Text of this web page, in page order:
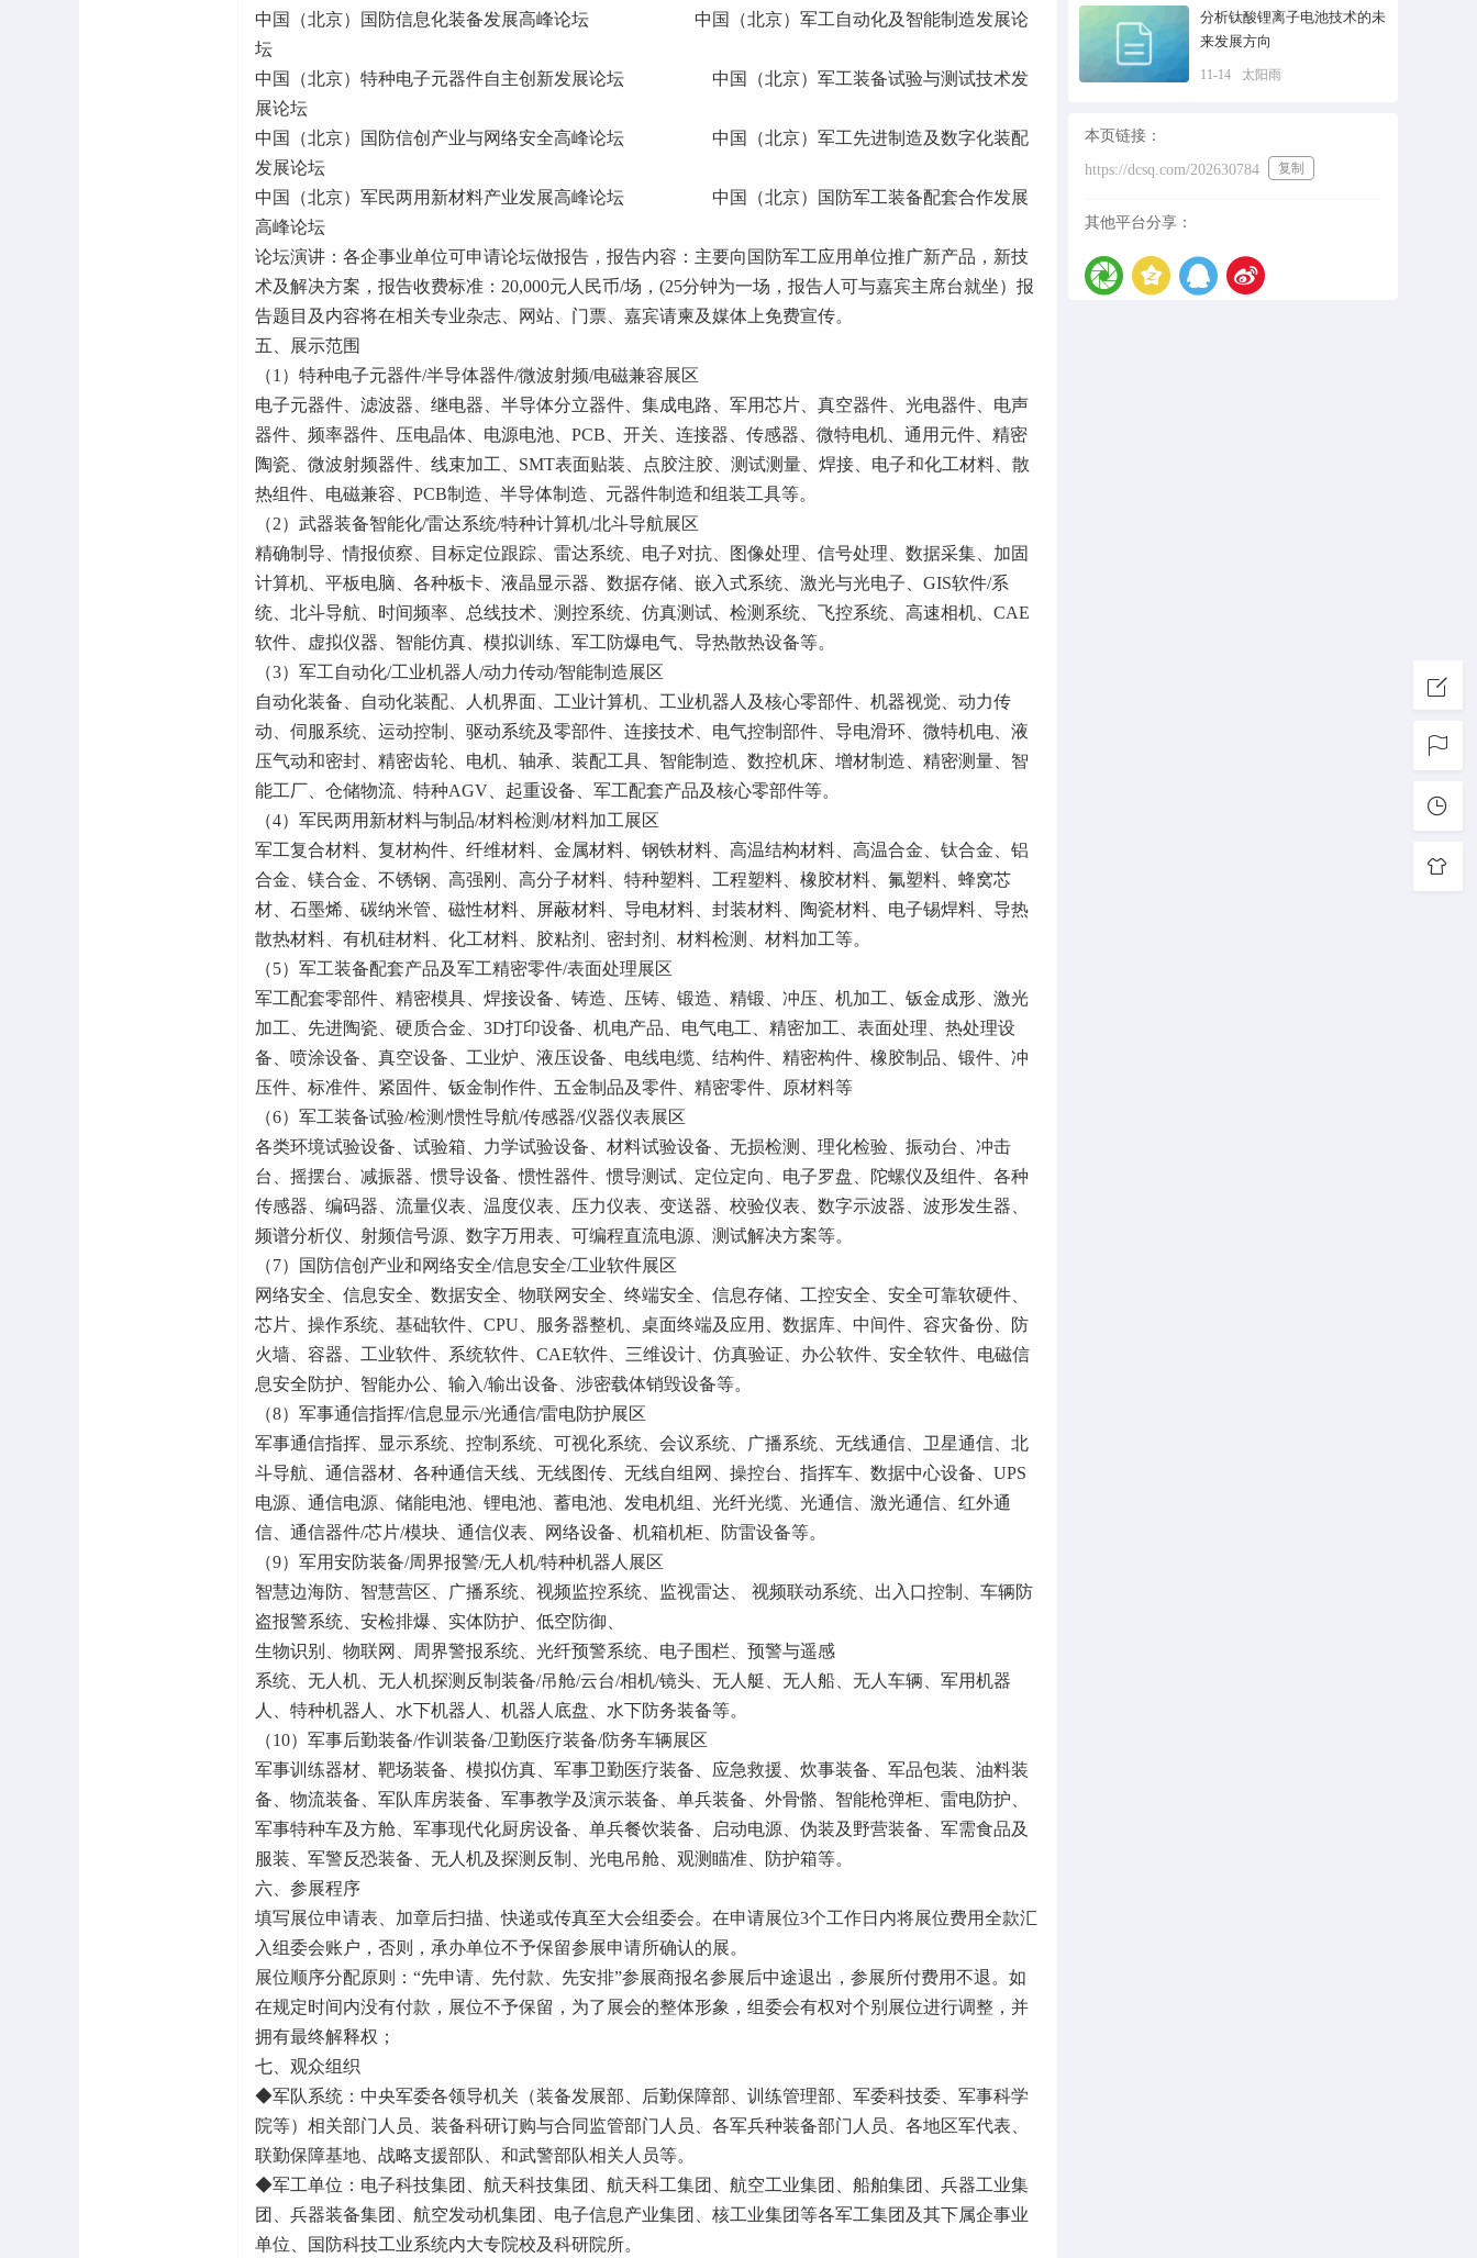
中国（北京）国防信息化装备发展高峰论坛 中国（北京）军工自动化及智能制造发展论
坛
中国（北京）特种电子元器件自主创新发展论坛 中国（北京）军工装备试验与测试技术发
展论坛
中国（北京）国防信创产业与网络安全高峰论坛 中国（北京）军工先进制造及数字化装配
发展论坛
中国（北京）军民两用新材料产业发展高峰论坛 中国（北京）国防军工装备配套合作发展
高峰论坛
论坛演讲：各企事业单位可申请论坛做报告，报告内容：主要向国防军工应用单位推广新产品，新技
术及解决方案，报告收费标准：20,000元人民币/场，(25分钟为一场，报告人可与嘉宾主席台就坐）报
告题目及内容将在相关专业杂志、网站、门票、嘉宾请柬及媒体上免费宣传。
五、展示范围
（1）特种电子元器件/半导体器件/微波射频/电磁兼容展区
电子元器件、滤波器、继电器、半导体分立器件、集成电路、军用芯片、真空器件、光电器件、电声
器件、频率器件、压电晶体、电源电池、PCB、开关、连接器、传感器、微特电机、通用元件、精密
陶瓷、微波射频器件、线束加工、SMT表面贴装、点胶注胶、测试测量、焊接、电子和化工材料、散
热组件、电磁兼容、PCB制造、半导体制造、元器件制造和组装工具等。
（2）武器装备智能化/雷达系统/特种计算机/北斗导航展区
精确制导、情报侦察、目标定位跟踪、雷达系统、电子对抗、图像处理、信号处理、数据采集、加固
计算机、平板电脑、各种板卡、液晶显示器、数据存储、嵌入式系统、激光与光电子、GIS软件/系
统、北斗导航、时间频率、总线技术、测控系统、仿真测试、检测系统、飞控系统、高速相机、CAE
软件、虚拟仪器、智能仿真、模拟训练、军工防爆电气、导热散热设备等。
（3）军工自动化/工业机器人/动力传动/智能制造展区
自动化装备、自动化装配、人机界面、工业计算机、工业机器人及核心零部件、机器视觉、动力传
动、伺服系统、运动控制、驱动系统及零部件、连接技术、电气控制部件、导电滑环、微特机电、液
压气动和密封、精密齿轮、电机、轴承、装配工具、智能制造、数控机床、增材制造、精密测量、智
能工厂、仓储物流、特种AGV、起重设备、军工配套产品及核心零部件等。
（4）军民两用新材料与制品/材料检测/材料加工展区
军工复合材料、复材构件、纤维材料、金属材料、钢铁材料、高温结构材料、高温合金、钛合金、铝
合金、镁合金、不锈钢、高强刚、高分子材料、特种塑料、工程塑料、橡胶材料、氟塑料、蜂窝芯
材、石墨烯、碳纳米管、磁性材料、屏蔽材料、导电材料、封装材料、陶瓷材料、电子锡焊料、导热
散热材料、有机硅材料、化工材料、胶粘剂、密封剂、材料检测、材料加工等。
（5）军工装备配套产品及军工精密零件/表面处理展区
军工配套零部件、精密模具、焊接设备、铸造、压铸、锻造、精锻、冲压、机加工、钣金成形、激光
加工、先进陶瓷、硬质合金、3D打印设备、机电产品、电气电工、精密加工、表面处理、热处理设
备、喷涂设备、真空设备、工业炉、液压设备、电线电缆、结构件、精密构件、橡胶制品、锻件、冲
压件、标准件、紧固件、钣金制作件、五金制品及零件、精密零件、原材料等
（6）军工装备试验/检测/惯性导航/传感器/仪器仪表展区
各类环境试验设备、试验箱、力学试验设备、材料试验设备、无损检测、理化检验、振动台、冲击
台、摇摆台、减振器、惯导设备、惯性器件、惯导测试、定位定向、电子罗盘、陀螺仪及组件、各种
传感器、编码器、流量仪表、温度仪表、压力仪表、变送器、校验仪表、数字示波器、波形发生器、
频谱分析仪、射频信号源、数字万用表、可编程直流电源、测试解决方案等。
（7）国防信创产业和网络安全/信息安全/工业软件展区
网络安全、信息安全、数据安全、物联网安全、终端安全、信息存储、工控安全、安全可靠软硬件、
芯片、操作系统、基础软件、CPU、服务器整机、桌面终端及应用、数据库、中间件、容灾备份、防
火墙、容器、工业软件、系统软件、CAE软件、三维设计、仿真验证、办公软件、安全软件、电磁信
息安全防护、智能办公、输入/输出设备、涉密载体销毁设备等。
（8）军事通信指挥/信息显示/光通信/雷电防护展区
军事通信指挥、显示系统、控制系统、可视化系统、会议系统、广播系统、无线通信、卫星通信、北
斗导航、通信器材、各种通信天线、无线图传、无线自组网、操控台、指挥车、数据中心设备、UPS
电源、通信电源、储能电池、锂电池、蓄电池、发电机组、光纤光缆、光通信、激光通信、红外通
信、通信器件/芯片/模块、通信仪表、网络设备、机箱机柜、防雷设备等。
（9）军用安防装备/周界报警/无人机/特种机器人展区
智慧边海防、智慧营区、广播系统、视频监控系统、监视雷达、 视频联动系统、出入口控制、车辆防
盗报警系统、安检排爆、实体防护、低空防御、
生物识别、物联网、周界警报系统、光纤预警系统、电子围栏、预警与遥感
系统、无人机、无人机探测反制装备/吊舱/云台/相机/镜头、无人艇、无人船、无人车辆、军用机器
人、特种机器人、水下机器人、机器人底盘、水下防务装备等。
（10）军事后勤装备/作训装备/卫勤医疗装备/防务车辆展区
军事训练器材、靶场装备、模拟仿真、军事卫勤医疗装备、应急救援、炊事装备、军品包装、油料装
备、物流装备、军队库房装备、军事教学及演示装备、单兵装备、外骨骼、智能枪弹柜、雷电防护、
军事特种车及方舱、军事现代化厨房设备、单兵餐饮装备、启动电源、伪装及野营装备、军需食品及
服装、军警反恐装备、无人机及探测反制、光电吊舱、观测瞄准、防护箱等。
六、参展程序
填写展位申请表、加章后扫描、快递或传真至大会组委会。在申请展位3个工作日内将展位费用全款汇
入组委会账户，否则，承办单位不予保留参展申请所确认的展。
展位顺序分配原则：“先申请、先付款、先安排”参展商报名参展后中途退出，参展所付费用不退。如
在规定时间内没有付款，展位不予保留，为了展会的整体形象，组委会有权对个别展位进行调整，并
拥有最终解释权；
七、观众组织
◆军队系统：中央军委各领导机关（装备发展部、后勤保障部、训练管理部、军委科技委、军事科学
院等）相关部门人员、装备科研订购与合同监管部门人员、各军兵种装备部门人员、各地区军代表、
联勤保障基地、战略支援部队、和武警部队相关人员等。
◆军工单位：电子科技集团、航天科技集团、航天科工集团、航空工业集团、船舶集团、兵器工业集
团、兵器装备集团、航空发动机集团、电子信息产业集团、核工业集团等各军工集团及其下属企事业
单位、国防科技工业系统内大专院校及科研院所。
分析钛酸锂离子电池技术的未
来发展方向
11-14 太阳雨
本页链接：
https://dcsq.com/202630784 复制
其他平台分享：